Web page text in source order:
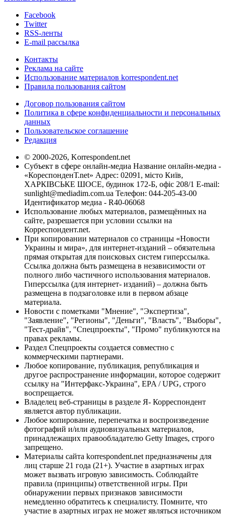
Facebook
Twitter
RSS-ленты
E-mail рассылка
Контакты
Реклама на сайте
Использование материалов korrespondent.net
Правила пользования сайтом
Договор пользования сайтом
Политика в сфере конфиденциальности и персональных
данных
Пользовательское соглашение
Редакция
© 2000-2026, Korrespondent.net
Субъект в сфере онлайн-медиа Название онлайн-медиа -
«КореспонденТ.net» Адрес: 02091, місто Київ,
ХАРКІВСЬКЕ ШОСЕ, будинок 172-Б, офіс 208/1 E-mail:
sunlight@mediadim.com.ua Телефон: 044-205-43-00
Идентификатор медиа - R40-06068
Использование любых материалов, размещённых на
сайте, разрешается при условии ссылки на
Корреспондент.net.
При копировании материалов со страницы «Новости
Украины и мира», для интернет-изданий – обязательна
прямая открытая для поисковых систем гиперссылка.
Ссылка должна быть размещена в независимости от
полного либо частичного использования материалов.
Гиперссылка (для интернет- изданий) – должна быть
размещена в подзаголовке или в первом абзаце
материала.
Новости с пометками "Мнение", "Экспертиза",
"Заявление", "Регионы", "Деньги", "Власть", "Выборы",
"Тест-драйв", "Спецпроекты", "Промо" публикуются на
правах рекламы.
Раздел Спецпроекты создается совместно с
коммерческими партнерами.
Любое копирование, публикация, републикация и
другое распространение информации, которое содержит
ссылку на "Интерфакс-Украина", EPA / UPG, строго
воспрещается.
Владелец веб-страницы в разделе Я- Корреспондент
является автор публикации.
Любое копирование, перепечатка и воспроизведение
фотографий и/или аудиовизуальных материалов,
принадлежащих правообладателю Getty Images, строго
запрещено.
Материалы сайта korrespondent.net предназначены для
лиц старше 21 года (21+). Участие в азартных играх
может вызвать игровую зависимость. Соблюдайте
правила (принципы) ответственной игры. При
обнаружении первых признаков зависимости
немедленно обратитесь к специалисту. Помните, что
участие в азартных играх не может являться источником